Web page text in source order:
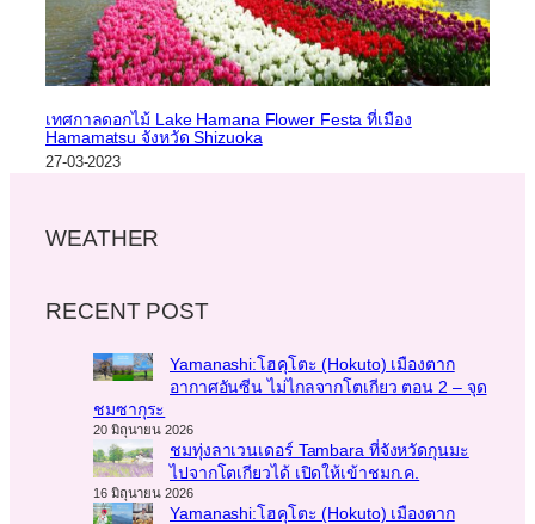
เทศกาลดอกไม้ Lake Hamana Flower Festa ที่เมือง
Hamamatsu จังหวัด Shizuoka
27-03-2023
WEATHER
RECENT POST
Yamanashi:โฮคุโตะ (Hokuto) เมืองตาก
อากาศอันซีน ไม่ไกลจากโตเกียว ตอน 2 – จุด
ชมซากุระ
20 มิถุนายน 2026
ชมทุ่งลาเวนเดอร์ Tambara ที่จังหวัดกุนมะ
ไปจากโตเกียวได้ เปิดให้เข้าชมก.ค.
16 มิถุนายน 2026
Yamanashi:โฮคุโตะ (Hokuto) เมืองตาก